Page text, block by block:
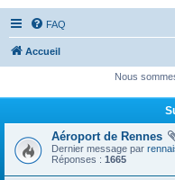
FAQ
Accueil
Nous
Aéroport de Rennes
Dernier message par
Réponses : 1665